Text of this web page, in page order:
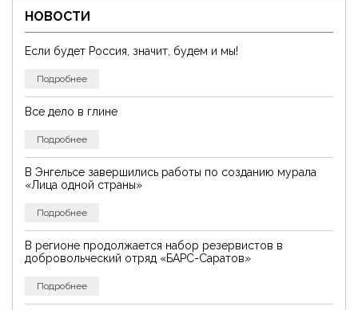
НОВОСТИ
Если будет Россия, значит, будем и мы!
Подробнее
Все дело в глине
Подробнее
В Энгельсе завершились работы по созданию мурала
«Лица одной страны»
Подробнее
В регионе продолжается набор резервистов в
добровольческий отряд «БАРС-Саратов»
Подробнее